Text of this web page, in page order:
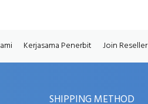
Kerjasama Penerbit Join Reseller
SHIPPING METHOD